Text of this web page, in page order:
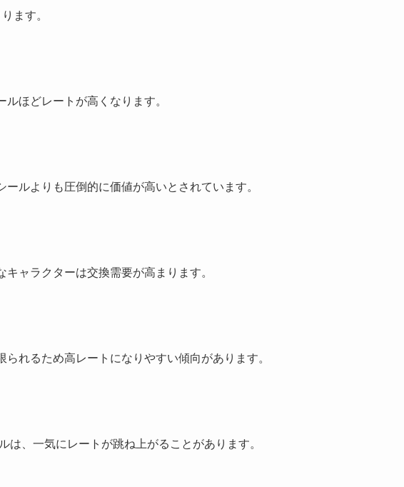
ます。
ほどレートが高くなります。
ルよりも圧倒的に価値が高いとされています。
ャラクターは交換需要が高まります。
れるため高レートになりやすい傾向があります。
は、一気にレートが跳ね上がることがあります。